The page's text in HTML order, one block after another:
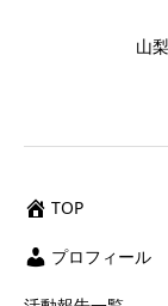
山
TOP
プロフィール